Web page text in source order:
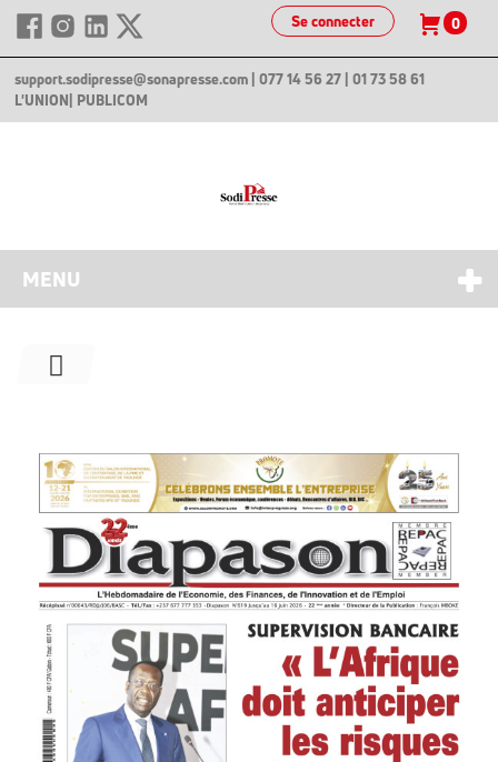
Se connecter 0
support.sodipresse@sonapresse.com | 077 14 56 27 | 01 73 58 61
L'UNION | PUBLICOM
MENU